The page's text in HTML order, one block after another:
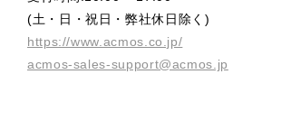
(土・日・祝日・弊社休日除く)
https://www.acmos.co.jp/
acmos-sales-support@acmos.jp